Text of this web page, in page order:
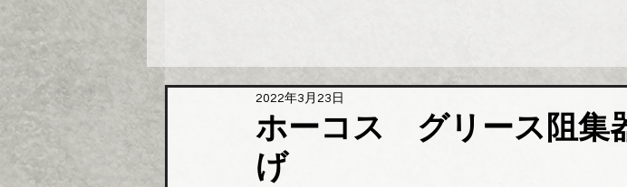
ホーコス グリース阻集
げ
2022年3月23日